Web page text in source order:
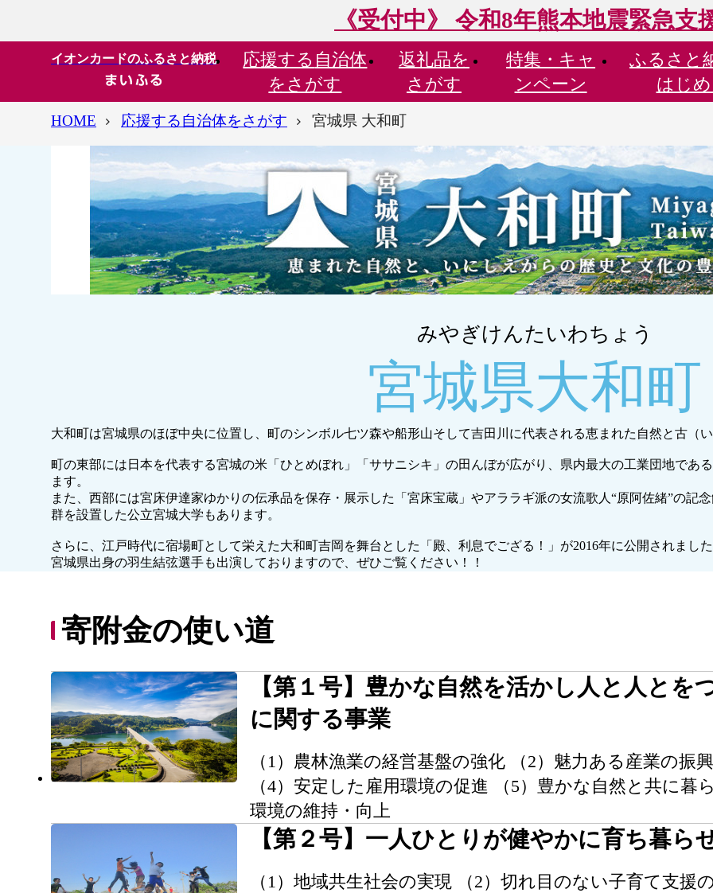
《受付中》 令和8年熊本地震緊急支
イオンカードのふるさと納税 応援する 自治体
をさがす
返礼品を
さがす
特集・ キャ
ンペーン
ふるさと
はじ
HOME 応援する自治体をさがす 宮城県 大和町
みやぎけんたいわちょう
宮城県大和町
大和町は宮城県のほぼ中央に位置し、町のシンボル七ツ森や船形山そして吉田川に代表される恵まれた自然と古（
町の東部には日本を代表する宮城の米「ひとめぼれ」「ササニシキ」の田んぼが広がり、県内最大の工業団地であ
ます。
また、西部には宮床伊達家ゆかりの伝承品を保存・展示した「宮床宝蔵」やアララギ派の女流歌人“原阿佐緒”の記
群を設置した公立宮城大学もあります。
さらに、江戸時代に宿場町として栄えた大和町吉岡を舞台とした「殿、利息でござる！」が2016年に公開されまし
宮城県出身の羽生結弦選手も出演しておりますので、ぜひご覧ください！！
寄附金の使い道
【第１号】豊かな自然を活かし人と人と
に関する事業
（1）農林漁業の経営基盤の強化 （2）魅力ある産業の振
（4）安定した雇用環境の促進 （5）豊かな自然と共に
環境の維持・向上
【第２号】一人ひとりが健やかに育ち暮
（1）地域共生社会の実現 （2）切れ目のない子育て支